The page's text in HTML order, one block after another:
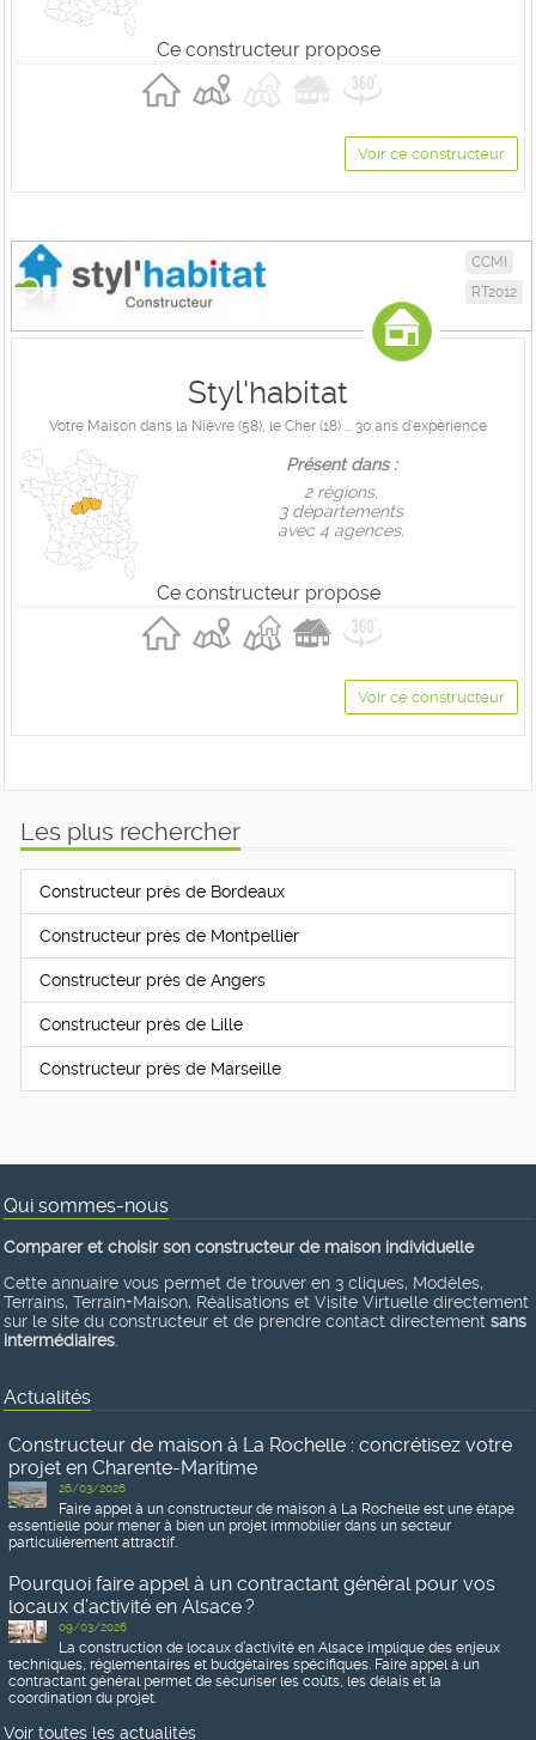
Ce constructeur propose
Voir ce constructeur
CCMI
RT2012
Styl'habitat
Votre Maison dans la Niévre (58), le Cher (18) ... 30 ans d'expérience
Présent dans :
2 règions,
3 départements
avec 4 agences.
Ce constructeur propose
Voir ce constructeur
Les plus rechercher
Constructeur près de Bordeaux
Constructeur près de Montpellier
Constructeur près de Angers
Constructeur près de Lille
Constructeur près de Marseille
Qui sommes-nous
Comparer et choisir son constructeur de maison individuelle
Cette annuaire vous permet de trouver en 3 cliques, Modèles,
Terrains, Terrain+Maison, Réalisations et Visite Virtuelle directement
sur le site du constructeur et de prendre contact directement sans
intermédiaires
Actualités
Constructeur de maison à La Rochelle : concrétisez votre
projet en Charente-Maritime
26/03/2026
Faire appel à un constructeur de maison à La Rochelle est une étape
essentielle pour mener à bien un projet immobilier dans un secteur
particulièrement attractif.
Pourquoi faire appel à un contractant général pour vos
locaux d’activité en Alsace ?
09/03/2026
La construction de locaux d’activité en Alsace implique des enjeux
techniques, réglementaires et budgétaires spécifiques. Faire appel à un
contractant général permet de sécuriser les coûts, les délais et la
coordination du projet.
Voir toutes les actualités